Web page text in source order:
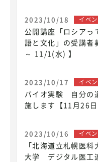
2023/10/18 イベ
公開講座「ロシア
語と文化」の受講
～ 11/1(水) 】
2023/10/17 イベ
バイオ実験 自分の
施します【11月26日
2023/10/16 イベ
「北海道立札幌医
大学 デジタル医工